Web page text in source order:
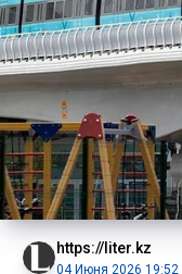
https://liter.kz
04 Июня 2026 19:52